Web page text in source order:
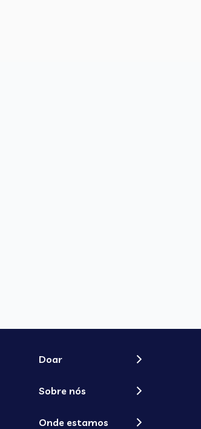
Doar
Sobre nós
Onde estamos